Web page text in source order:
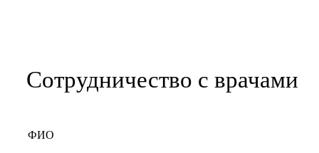
Сотрудничество с врачами